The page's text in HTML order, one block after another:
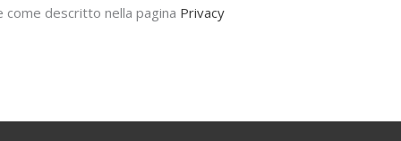
come descritto nella pagina Privacy